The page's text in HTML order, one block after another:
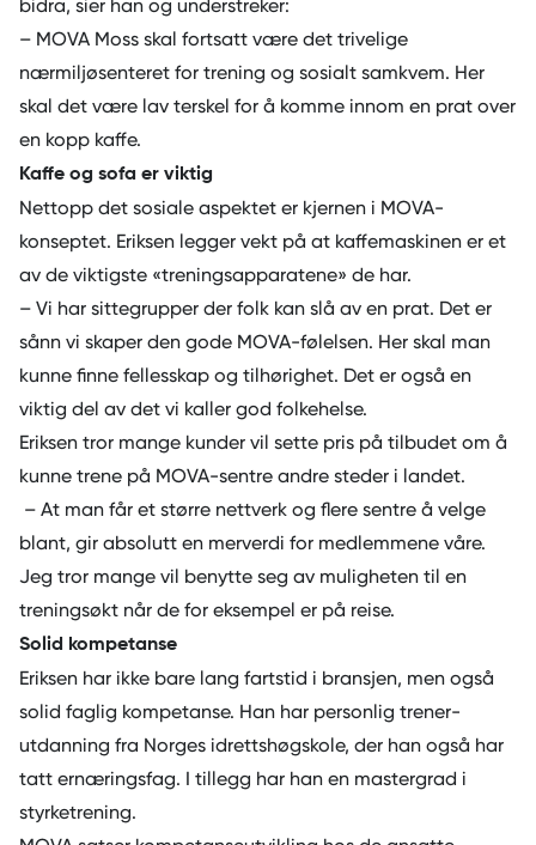
bidra, sier han og understreker:
– MOVA Moss skal fortsatt være det trivelige
nærmiljøsenteret for trening og sosialt samkvem. Her
skal det være lav terskel for å komme innom en prat over
en kopp kaffe.
Kaffe og sofa er viktig
Nettopp det sosiale aspektet er kjernen i MOVA-
konseptet. Eriksen legger vekt på at kaffemaskinen er et
av de viktigste «treningsapparatene» de har.
– Vi har sittegrupper der folk kan slå av en prat. Det er
sånn vi skaper den gode MOVA-følelsen. Her skal man
kunne finne fellesskap og tilhørighet. Det er også en
viktig del av det vi kaller god folkehelse.
Eriksen tror mange kunder vil sette pris på tilbudet om å
kunne trene på MOVA-sentre andre steder i landet.
– At man får et større nettverk og flere sentre å velge
blant, gir absolutt en merverdi for medlemmene våre.
Jeg tror mange vil benytte seg av muligheten til en
treningsøkt når de for eksempel er på reise.
Solid kompetanse
Eriksen har ikke bare lang fartstid i bransjen, men også
solid faglig kompetanse. Han har personlig trener-
utdanning fra Norges idrettshøgskole, der han også har
tatt ernæringsfag. I tillegg har han en mastergrad i
styrketrening.